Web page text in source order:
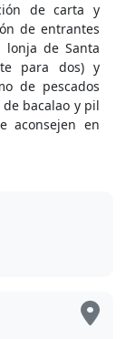
de carta y
de entrantes
lonja de Santa
para dos) y
de pescados
bacalao y pil
aconsejen en